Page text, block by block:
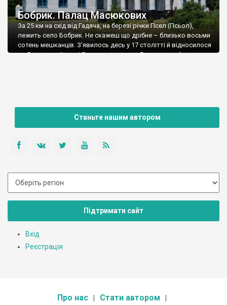
Бобрик. Палац Масюкових
За 25 км на схід від Гадяча, на березі річки Псел (Псьол),
лежить село Бобрик. Не скажеш що дрібне – близько восьми
сотень мешканців. З’явилось десь у 17 столітті й відносилося
до Веприцької сотні Гадяцького полку. Головна пам’ятка
Станьте нашим автором
Підтримати сайт
Вхід
Реєстрація
Про нас Стати автором